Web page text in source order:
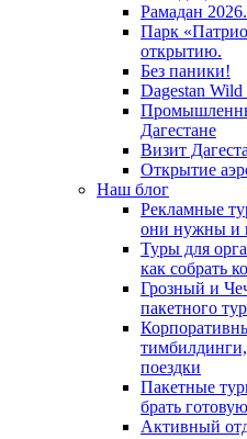
Рамадан
Парк
открытию.
Без паники!
Dagestan
Дагестане
Визит
Открытие
Наш блог
Рекламные
они нужны и
Туры для
как собрать
Грозный и
пакетного
поездки
Пакетные
брать
Активный